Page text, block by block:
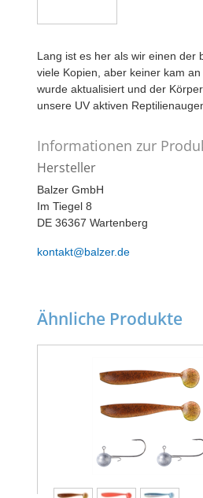
Lang ist es her als wir einen der
viele Kopien, aber keiner kam
wurde aktualisiert und der
unsere UV aktiven
Informationen zur
Hersteller
Balzer GmbH
Im Tiegel 8
DE 36367 Wartenberg
kontakt@balzer.de
Ähnliche Produkte